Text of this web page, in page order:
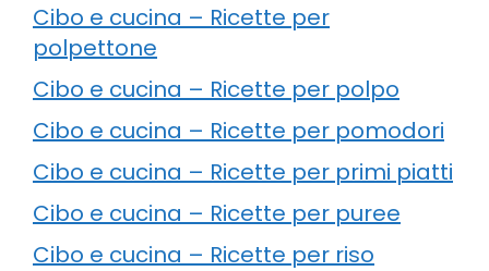
Cibo e cucina – Ricette per
polpettone
Cibo e cucina – Ricette per polpo
Cibo e cucina – Ricette per pomodori
Cibo e cucina – Ricette per primi piatti
Cibo e cucina – Ricette per puree
Cibo e cucina – Ricette per riso